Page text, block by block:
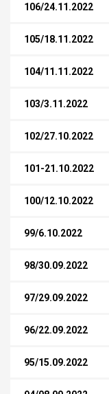
106/24.11.2022
105/18.11.2022
104/11.11.2022
103/3.11.2022
102/27.10.2022
101-21.10.2022
100/12.10.2022
99/6.10.2022
98/30.09.2022
97/29.09.2022
96/22.09.2022
95/15.09.2022